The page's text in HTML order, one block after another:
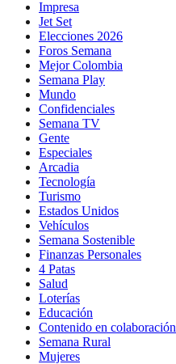
Impresa
Jet Set
Elecciones 2026
Foros Semana
Mejor Colombia
Semana Play
Mundo
Confidenciales
Semana TV
Gente
Especiales
Arcadia
Tecnología
Turismo
Estados Unidos
Vehículos
Semana Sostenible
Finanzas Personales
4 Patas
Salud
Loterías
Educación
Contenido en colaboración
Semana Rural
Mujeres